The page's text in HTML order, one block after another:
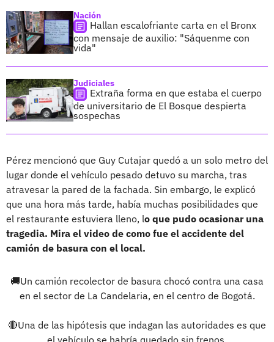
Nación
Hallan escalofriante carta en el Bronx
con mensaje de auxilio: "Sáquenme con
vida"
Judiciales
Extraña forma en que estaba el cuerpo
de universitario de El Bosque despierta
sospechas
Pérez mencionó que Guy Cutajar quedó a un solo metro del
lugar donde el vehículo pesado detuvo su marcha, tras
atravesar la pared de la fachada. Sin embargo, le explicó
que una hora más tarde, había muchas posibilidades que
el restaurante estuviera lleno, lo que pudo ocasionar una
tragedia. Mira el video de como fue el accidente del
camión de basura con el local.
🚚Un camión recolector de basura chocó contra una casa
en el sector de La Candelaria, en el centro de Bogotá.
🔴Una de las hipótesis que indagan las autoridades es que
el vehículo se habría quedado sin frenos.